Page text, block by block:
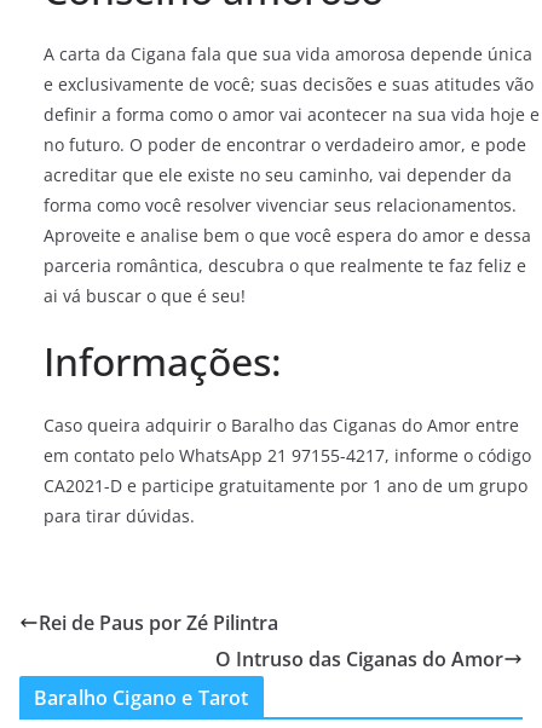
A carta da Cigana fala que sua vida amorosa depende única
e exclusivamente de você; suas decisões e suas atitudes vão
definir a forma como o amor vai acontecer na sua vida hoje e
no futuro. O poder de encontrar o verdadeiro amor, e pode
acreditar que ele existe no seu caminho, vai depender da
forma como você resolver vivenciar seus relacionamentos.
Aproveite e analise bem o que você espera do amor e dessa
parceria romântica, descubra o que realmente te faz feliz e
ai vá buscar o que é seu!
Informações:
Caso queira adquirir o Baralho das Ciganas do Amor entre
em contato pelo WhatsApp 21 97155-4217, informe o código
CA2021-D e participe gratuitamente por 1 ano de um grupo
para tirar dúvidas.
Rei de Paus por Zé Pilintra
O Intruso das Ciganas do Amor
Baralho Cigano e Tarot